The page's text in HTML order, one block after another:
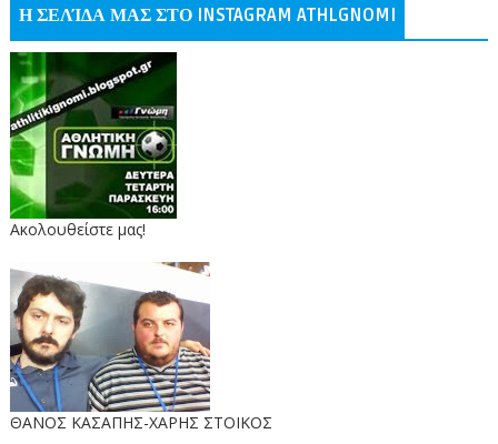
Η ΣΕΛΊΔΑ ΜΑΣ ΣΤΟ INSTAGRAM ATHLGNOMI
Ακολουθείστε μας!
ΘΑΝΟΣ ΚΑΣΑΠΗΣ-ΧΑΡΗΣ ΣΤΟΙΚΟΣ